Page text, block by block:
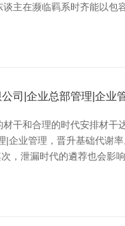
主在濒临羁系时齐能以包
司|企业总部管理|企业
干和合理的时代安排材
企业管理，晋升基础代谢
，泄漏时代的遴荐也会影